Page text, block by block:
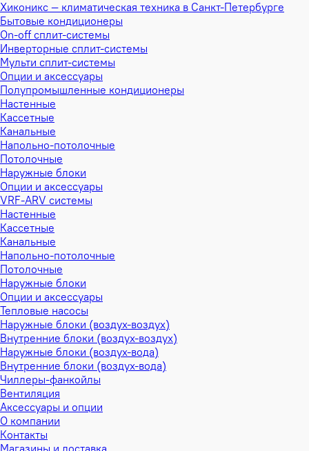
Хиконикс — климатическая техника в Санкт-Петербурге
Бытовые кондиционеры
On-off сплит-системы
Инверторные сплит-системы
Мульти сплит-системы
Опции и аксессуары
Полупромышленные кондиционеры
Настенные
Кассетные
Канальные
Напольно-потолочные
Потолочные
Наружные блоки
Опции и аксессуары
VRF-ARV системы
Настенные
Кассетные
Канальные
Напольно-потолочные
Потолочные
Наружные блоки
Опции и аксессуары
Тепловые насосы
Наружные блоки (воздух-воздух)
Внутренние блоки (воздух-воздух)
Наружные блоки (воздух-вода)
Внутренние блоки (воздух-вода)
Чиллеры-фанкойлы
Вентиляция
Аксессуары и опции
О компании
Контакты
Магазины и доставка